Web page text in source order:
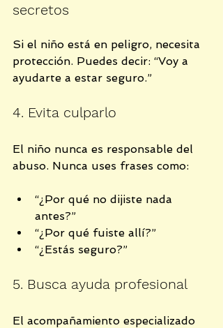
secretos
Si el niño está en peligro, necesita
protección. Puedes decir: “Voy a
ayudarte a estar seguro.”
4. Evita culparlo
El niño nunca es responsable del
abuso. Nunca uses frases como:
“¿Por qué no dijiste nada
antes?”
“¿Por qué fuiste allí?”
“¿Estás seguro?”
5. Busca ayuda profesional
El acompañamiento especializado